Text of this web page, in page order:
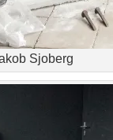
Sjoberg